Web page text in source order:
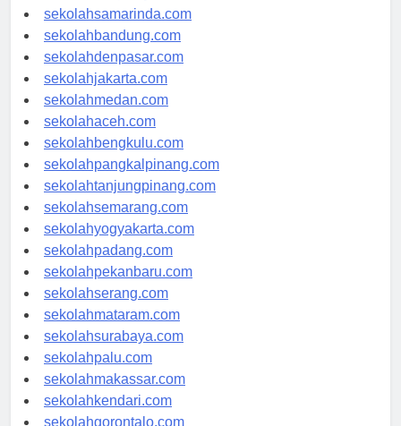
sekolahlampung.com
sekolahsamarinda.com
sekolahbandung.com
sekolahdenpasar.com
sekolahjakarta.com
sekolahmedan.com
sekolahaceh.com
sekolahbengkulu.com
sekolahpangkalpinang.com
sekolahtanjungpinang.com
sekolahsemarang.com
sekolahyogyakarta.com
sekolahpadang.com
sekolahpekanbaru.com
sekolahserang.com
sekolahmataram.com
sekolahsurabaya.com
sekolahpalu.com
sekolahmakassar.com
sekolahkendari.com